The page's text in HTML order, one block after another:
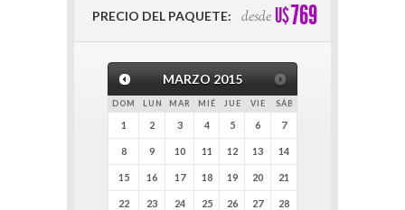
PRECIO DEL PAQUETE: desde U$769
MARZO 2015
DOM LUN MAR MIÉ JUE VIE SÁB
1 2 3 4 5 6 7
8 9 10 11 12 13 14
15 16 17 18 19 20 21
22 23 24 25 26 27 28